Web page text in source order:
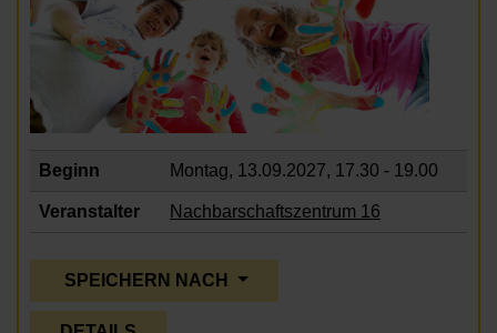
Beginn Montag, 13.09.2027, 17.30 - 19.00
Veranstalter Nachbarschaftszentrum 16
SPEICHERN NACH